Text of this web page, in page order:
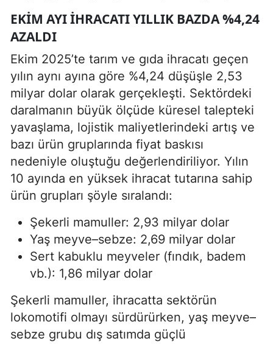
EKIM AYI İHRACATI YILLIK BAZDA %4,24
AZALDI
Ekim 2025’te tarım ve gıda ihracatı geçen
yılın aynı ayına göre %4,24 düşüşle 2,53
milyar dolar olarak gerçekleşti. Sektördeki
daralmanın büyük ölçüde küresel talepteki
yavaşlama, lojistik maliyetlerindeki artış ve
bazı ürün gruplarında fiyat baskısı
nedeniyle oluştuğu değerlendiriliyor. Yılın
10 ayında en yüksek ihracat tutarına sahip
ürün grupları şöyle sıralandı:
Şekerli mamuller: 2,93 milyar dolar
Yaş meyve–sebze: 2,69 milyar dolar
Sert kabuklu meyveler (fındık, badem
vb.): 1,86 milyar dolar
Şekerli mamuller, ihracatta sektörün
lokomotifi olmayı sürdürürken, yaş meyve–
sebze grubu dış satımda güçlü